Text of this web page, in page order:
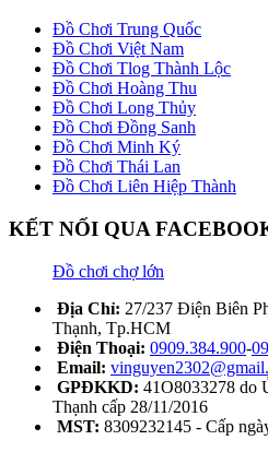
Đồ Chơi Trung Quốc
Đồ Chơi Việt Nam
Đồ Chơi Tlog Thành Lộc
Đồ Chơi Hoàng Thu
Đồ Chơi Long Thủy
Đồ Chơi Đồng Sanh
Đồ Chơi Minh Ký
Đồ Chơi Thái Lan
Đồ Chơi Liên Hiệp Thành
KẾT NỐI QUA
Đồ chơi chợ lớn
Địa Chỉ: 27/237 Điện Biên
Thạnh, Tp.HCM
Điện Thoại: 0909.384.900-
Email:
GPĐKKD: 41O8033278 do
Thạnh cấp 28/11/2016
MST: 8309232145 - Cấp